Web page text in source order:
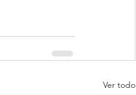
Ver todo